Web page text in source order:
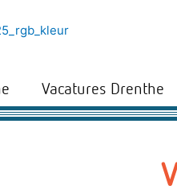
Vacatures Drenthe